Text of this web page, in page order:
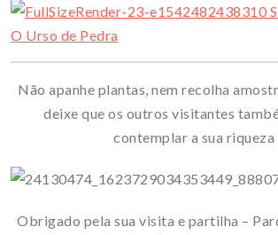
Não apanhe plantas, nem recolha
deixe que os outros visitantes
contemplar a sua riqueza
Obrigado pela sua visita e partilha –